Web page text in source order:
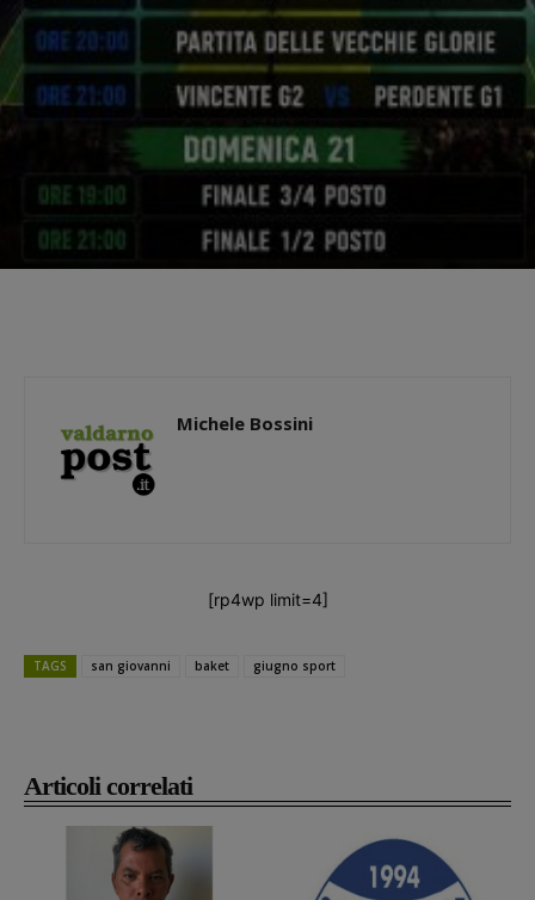
Articoli correlati
Michele Bossini
[rp4wp limit=4]
TAGS san giovanni baket giugno sport